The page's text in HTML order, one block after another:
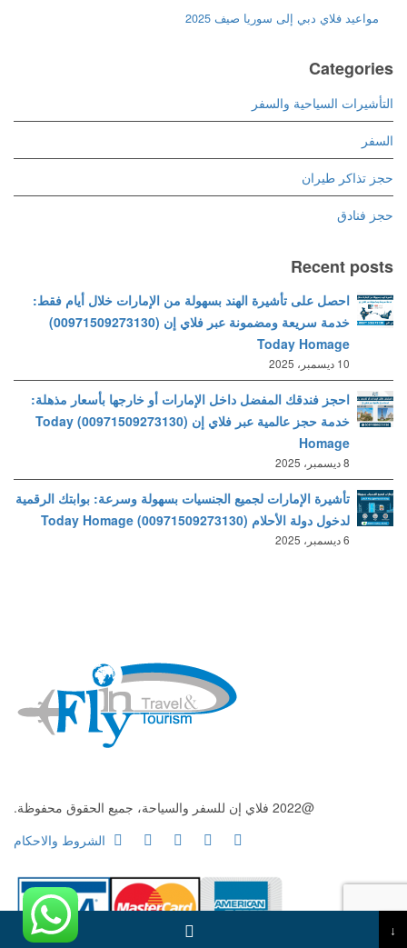
مواعيد فلاي دبي إلى سوريا صيف 2025
Categories
التأشيرات السياحية والسفر
السفر
حجز تذاكر طيران
حجز فنادق
Recent posts
احصل على تأشيرة الهند بسهولة من الإمارات خلال أيام فقط:
خدمة سريعة ومضمونة عبر فلاي إن (00971509273130)
Today Homage
10 ديسمبر، 2025
احجز فندقك المفضل داخل الإمارات أو خارجها بأسعار مذهلة:
خدمة حجز عالمية عبر فلاي إن (00971509273130) Today
Homage
8 ديسمبر، 2025
تأشيرة الإمارات لجميع الجنسيات بسهولة وسرعة: بوابتك الرقمية
لدخول دولة الأحلام (00971509273130) Today Homage
6 ديسمبر، 2025
@2022 فلاي إن للسفر والسياحة، جميع الحقوق محفوظة.
الشروط والاحكام
↓